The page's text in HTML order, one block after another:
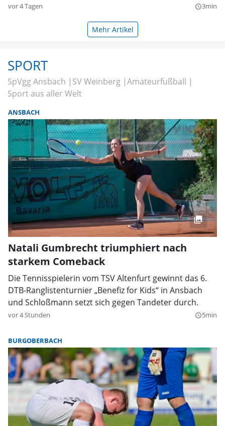
vor 4 Tagen query_builder3min
Mehr Artikel
SPORT
SpVgg Ansbach SV Weinberg Amateurfußball
Sport aus aller Welt
ANSBACH
Natali Gumbrecht triumphiert nach
starkem Comeback
Die Tennisspielerin vom TSV Altenfurt gewinnt das 6.
DTB-Ranglistenturnier „Benefiz for Kids“ in Ansbach
und Schloßmann setzt sich gegen Tandeter durch.
vor 4 Stunden query_builder5min
BURGOBERBACH